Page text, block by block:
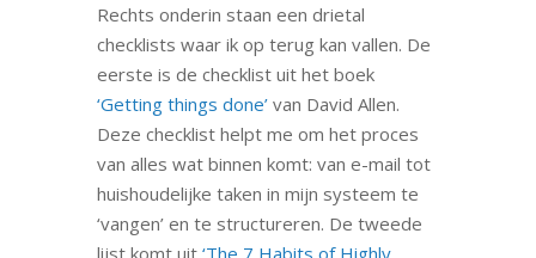
Rechts onderin staan een drietal
checklists waar ik op terug kan vallen. De
eerste is de checklist uit het boek
‘Getting things done’van David Allen.
Deze checklist helpt me om het proces
van alles wat binnen komt: van e-mail tot
huishoudelijke taken in mijn systeem te
‘vangen’ en te structureren. De tweede
lijst komt uit ‘The 7 Habits of Highly